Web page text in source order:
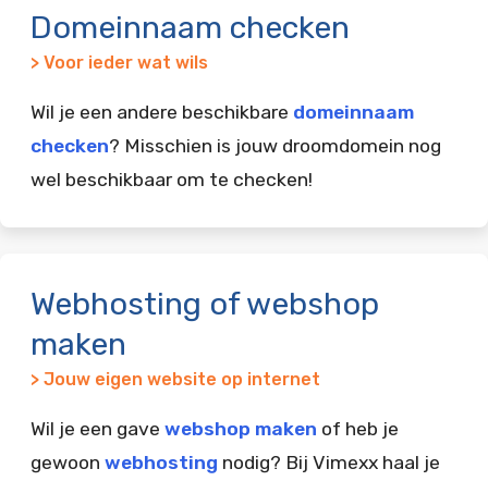
Domeinnaam checken
> Voor ieder wat wils
Wil je een andere beschikbare domeinnaam
checken? Misschien is jouw droomdomein nog
wel beschikbaar om te checken!
Webhosting of webshop
maken
> Jouw eigen website op internet
Wil je een gave webshop maken of heb je
gewoon webhosting nodig? Bij Vimexx haal je